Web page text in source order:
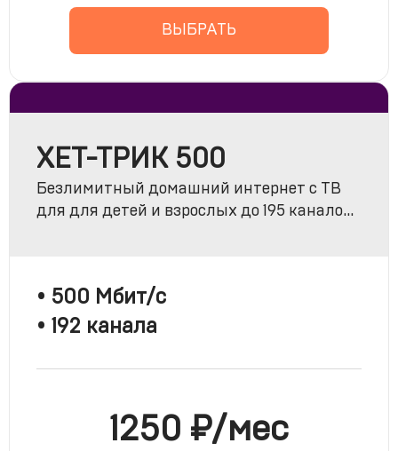
ВЫБРАТЬ
ХЕТ-ТРИК 500
Безлимитный домашний интернет с ТВ
для для детей и взрослых до 195 каналов
• 500 Мбит/с
• 192 канала
1250 ₽/мес